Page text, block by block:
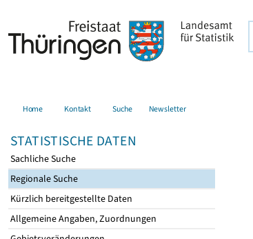
Home Kontakt Suche Newsletter
STATISTISCHE DATEN
Sachliche Suche
Regionale Suche
Kürzlich bereitgestellte Daten
Allgemeine Angaben, Zuordnungen